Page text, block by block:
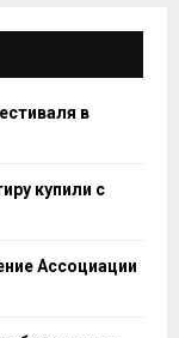
в
купили с
Ассоциации